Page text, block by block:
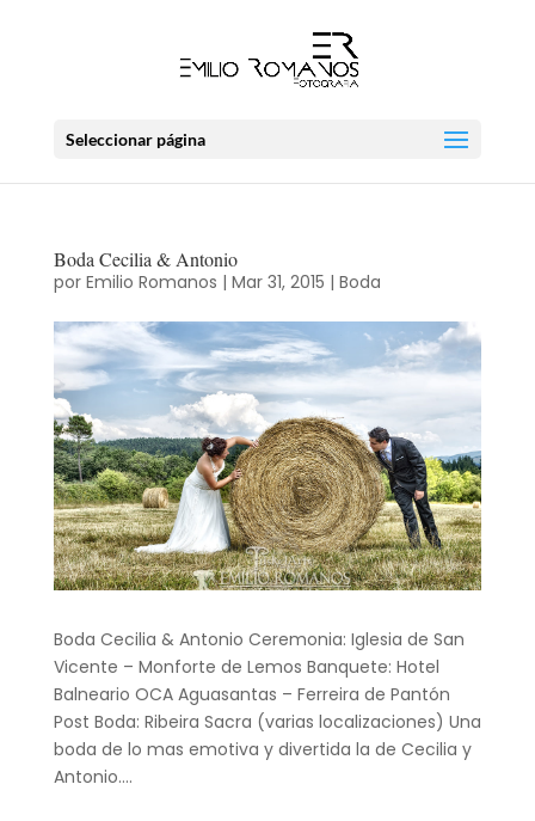
Seleccionar página
Boda Cecilia & Antonio
por Emilio Romanos | Mar 31, 2015 | Boda
Boda Cecilia & Antonio Ceremonia: Iglesia de San
Vicente – Monforte de Lemos Banquete: Hotel
Balneario OCA Aguasantas – Ferreira de Pantón
Post Boda: Ribeira Sacra (varias localizaciones) Una
boda de lo mas emotiva y divertida la de Cecilia y
Antonio....